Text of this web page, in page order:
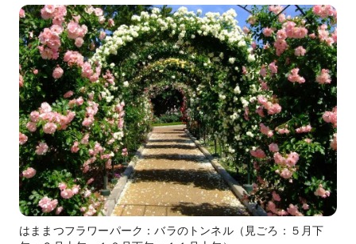
はままつフラワーパーク：バラのトンネル（見ごろ：５月下